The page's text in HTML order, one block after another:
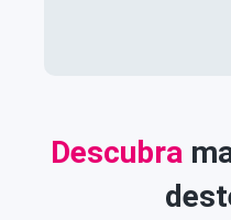
Descubra